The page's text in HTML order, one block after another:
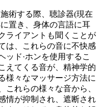
術する際、聴診器(現在
置き、身体の言語に耳
ライアントも聞くことが
は、これらの音に不快感
ッド·ホンを使用するこ
えてくる音が、精神学的
様々なマッサージ方法に
これらの様々な音から、
情が抑制され、遮断され